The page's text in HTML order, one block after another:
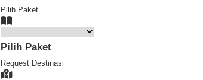
Pilih Paket
Pilih Paket
Request Destinasi